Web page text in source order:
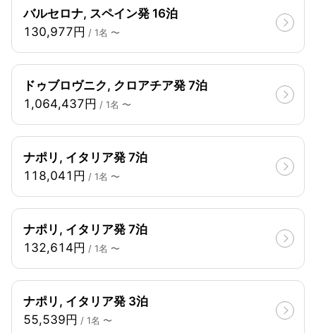
バルセロナ, スペイン発 16泊
130,977円 / 1名 〜
ドゥブロヴニク, クロアチア発 7泊
1,064,437円 / 1名 〜
ナポリ, イタリア発 7泊
118,041円 / 1名 〜
ナポリ, イタリア発 7泊
132,614円 / 1名 〜
ナポリ, イタリア発 3泊
55,539円 / 1名 〜